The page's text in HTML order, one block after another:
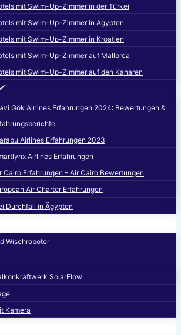
mit Swim-Up-Zimmer in der Türkei
mit Swim-Up-Zimmer in Ägypten
mit Swim-Up-Zimmer in Kroatien
mit Swim-Up-Zimmer auf Mallorca
mit Swim-Up-Zimmer auf den Kanaren
Gök Airlines Erfahrungen 2024: Bewertungen &
Airlines Erfahrungen 2023
Airlines Erfahrungen
Cairo Erfahrungen – Air Cairo Bewertungen
Air Charter Erfahrungen
Durchfall in Ägypten
Wischroboter
SolarFlow
Kamera